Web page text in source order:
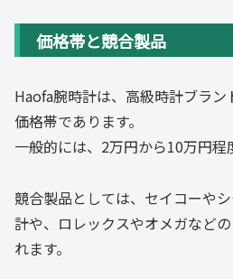
価格帯と競合製品
Haofa腕時計は、高級時計ブラ
価格帯であります。
一般的には、2万円から10万円程
競合製品としては、セイコーや
計や、ロレックスやオメガなど
れます。